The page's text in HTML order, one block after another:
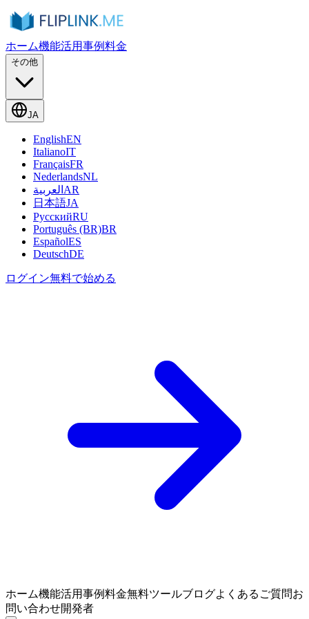
ホーム機能活用事例料金
その他
JA
EnglishEN
ItalianoIT
FrançaisFR
NederlandsNL
العربية AR
日本語JA
РусскийRU
Português (BR)BR
EspañolES
DeutschDE
ログイン無料で始める
ホーム機能活用事例料金無料ツールブログよくあるご質問お
問い合わせ開発者